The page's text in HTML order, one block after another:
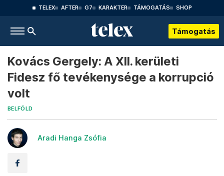
TELEX AFTER G7 KARAKTER TÁMOGATÁS SHOP
Támogatás
Kovács Gergely: A XII. kerületi
Fidesz fő tevékenysége a korrupció
volt
BELFÖLD
Aradi Hanga Zsófia